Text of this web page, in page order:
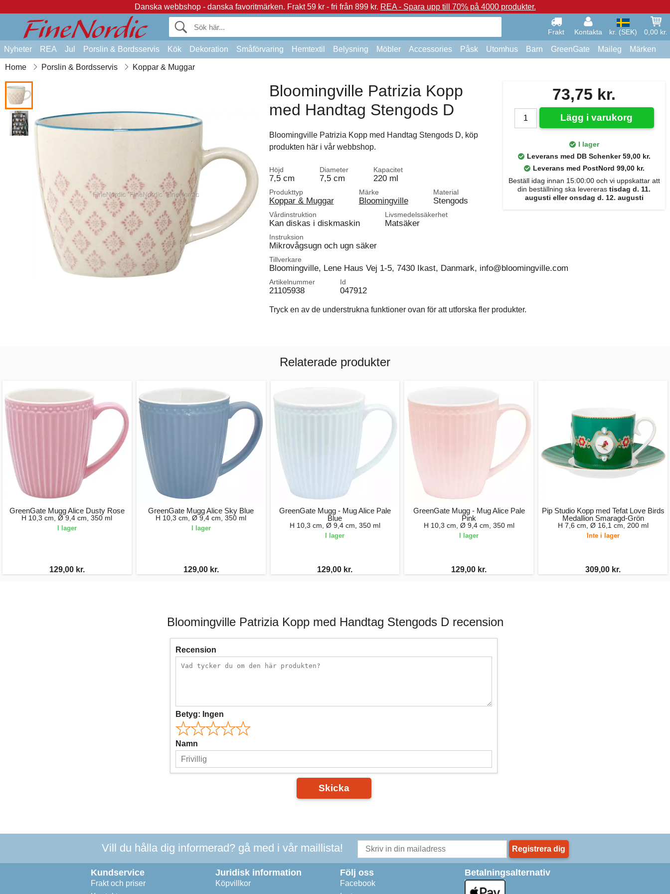
Danska webbshop - danska favoritmärken. Frakt 59 kr - fri från 899 kr. REA - Spara upp till 70% på 4000 produkter.
Frakt Kontakta kr. (SEK) 0,00 kr.
Nyheter REA Jul Porslin & Bordsservis Kök Dekoration Småförvaring Hemtextil Belysning Möbler Accessories Påsk Utomhus Barn GreenGate Maileg Märken
Home Porslin & Bordsservis Koppar & Muggar
73,75 kr.
Lägg i varukorg
I lager
Leverans med DB Schenker 59,00 kr.
Leverans med PostNord 99,00 kr.
Beställ idag innan 15:00:00 och vi uppskattar att
din beställning ska levereras tisdag d. 11.
augusti eller onsdag d. 12. augusti
Bloomingville Patrizia Kopp
med Handtag Stengods D
Bloomingville Patrizia Kopp med Handtag Stengods D, köp
produkten här i vår webbshop.
Höjd
7,5 cm
Diameter
7,5 cm
Kapacitet
220 ml
Produkttyp
Koppar & Muggar
Märke
Bloomingville
Material
Stengods
Vårdinstruktion
Kan diskas i diskmaskin
Livsmedelssäkerhet
Matsäker
Instruksion
Mikrovågsugn och ugn säker
Tillverkare
Bloomingville, Lene Haus Vej 1-5, 7430 Ikast, Danmark, info@bloomingville.com
Artikelnummer
21105938
Id
047912
Tryck en av de understrukna funktioner ovan för att utforska fler produkter.
Relaterade produkter
GreenGate Mugg Alice Dusty Rose
H 10,3 cm, Ø 9,4 cm, 350 ml
I lager
129,00 kr.
GreenGate Mugg Alice Sky Blue
H 10,3 cm, Ø 9,4 cm, 350 ml
I lager
129,00 kr.
GreenGate Mugg - Mug Alice Pale
Blue
H 10,3 cm, Ø 9,4 cm, 350 ml
I lager
129,00 kr.
GreenGate Mugg - Mug Alice Pale
Pink
H 10,3 cm, Ø 9,4 cm, 350 ml
I lager
129,00 kr.
Pip Studio Kopp med Tefat Love Birds
Medallion Smaragd-Grön
H 7,6 cm, Ø 16,1 cm, 200 ml
Inte i lager
309,00 kr.
Bloomingville Patrizia Kopp med Handtag Stengods D recension
Recension
Betyg: Ingen
Namn
Skicka
Vill du hålla dig informerad? gå med i vår maillista! Registrera dig
Kundservice
Frakt och priser
Juridisk information
Köpvillkor
Följ oss
Facebook
Betalningsalternativ